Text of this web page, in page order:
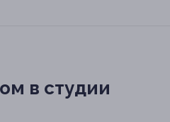
в студии